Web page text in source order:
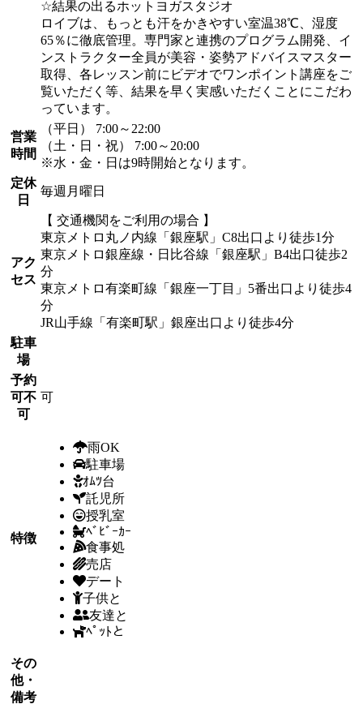
☆結果の出るホットヨガスタジオ
ロイブは、もっとも汗をかきやすい室温38℃、湿度
65％に徹底管理。専門家と連携のプログラム開発、イ
ンストラクター全員が美容・姿勢アドバイスマスター
取得、各レッスン前にビデオでワンポイント講座をご
覧いただく等、結果を早く実感いただくことにこだわ
っています。
営業
時間
（平日） 7:00～22:00
（土・日・祝） 7:00～20:00
※水・金・日は9時開始となります。
定休
日
毎週月曜日
アク
セス
【 交通機関をご利用の場合 】
東京メトロ丸ノ内線「銀座駅」C8出口より徒歩1分
東京メトロ銀座線・日比谷線「銀座駅」B4出口徒歩2
分
東京メトロ有楽町線「銀座一丁目」5番出口より徒歩4
分
JR山手線「有楽町駅」銀座出口より徒歩4分
駐車
場
予約
可不
可
可
特徴
雨OK
駐車場
ｵﾑﾂ台
託児所
授乳室
ﾍﾞﾋﾞｰｶｰ
食事処
売店
デート
子供と
友達と
ﾍﾟｯﾄと
その
他・
備考